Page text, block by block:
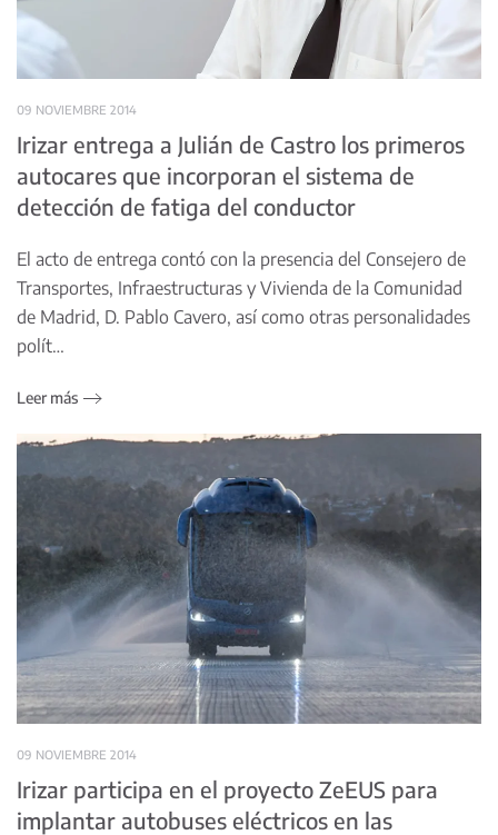
09 NOVIEMBRE 2014
Irizar entrega a Julián de Castro los primeros
autocares que incorporan el sistema de
detección de fatiga del conductor
El acto de entrega contó con la presencia del Consejero de
Transportes, Infraestructuras y Vivienda de la Comunidad
de Madrid, D. Pablo Cavero, así como otras personalidades
polít…
Leer más
09 NOVIEMBRE 2014
Irizar participa en el proyecto ZeEUS para
implantar autobuses eléctricos en las